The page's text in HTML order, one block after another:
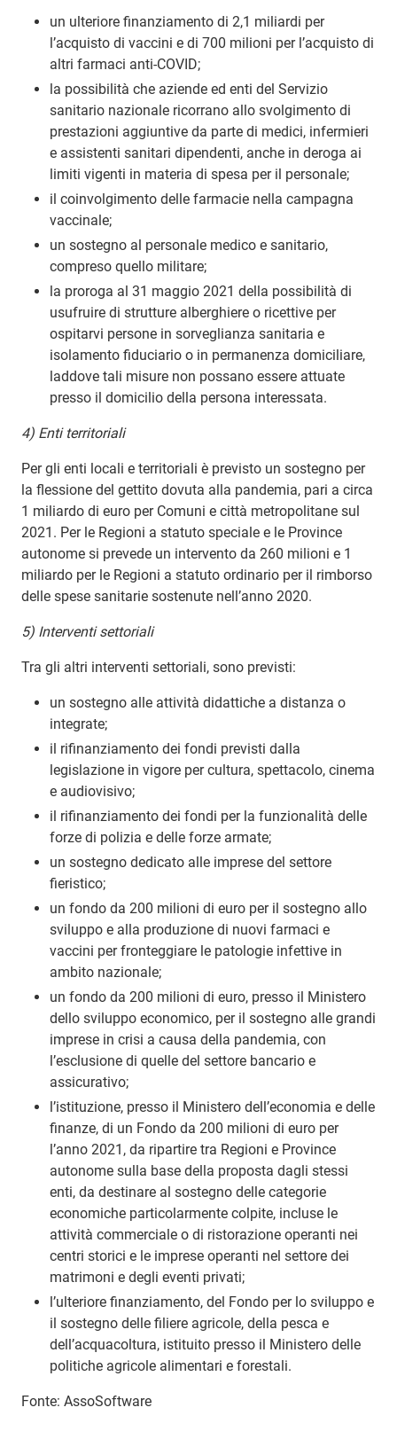
un ulteriore finanziamento di 2,1 miliardi per
l’acquisto di vaccini e di 700 milioni per l’acquisto di
altri farmaci anti-COVID;
la possibilità che aziende ed enti del Servizio
sanitario nazionale ricorrano allo svolgimento di
prestazioni aggiuntive da parte di medici, infermieri
e assistenti sanitari dipendenti, anche in deroga ai
limiti vigenti in materia di spesa per il personale;
il coinvolgimento delle farmacie nella campagna
vaccinale;
un sostegno al personale medico e sanitario,
compreso quello militare;
la proroga al 31 maggio 2021 della possibilità di
usufruire di strutture alberghiere o ricettive per
ospitarvi persone in sorveglianza sanitaria e
isolamento fiduciario o in permanenza domiciliare,
laddove tali misure non possano essere attuate
presso il domicilio della persona interessata.
4) Enti territoriali
Per gli enti locali e territoriali è previsto un sostegno per
la flessione del gettito dovuta alla pandemia, pari a circa
1 miliardo di euro per Comuni e città metropolitane sul
2021. Per le Regioni a statuto speciale e le Province
autonome si prevede un intervento da 260 milioni e 1
miliardo per le Regioni a statuto ordinario per il rimborso
delle spese sanitarie sostenute nell’anno 2020.
5) Interventi settoriali
Tra gli altri interventi settoriali, sono previsti:
un sostegno alle attività didattiche a distanza o
integrate;
il rifinanziamento dei fondi previsti dalla
legislazione in vigore per cultura, spettacolo, cinema
e audiovisivo;
il rifinanziamento dei fondi per la funzionalità delle
forze di polizia e delle forze armate;
un sostegno dedicato alle imprese del settore
fieristico;
un fondo da 200 milioni di euro per il sostegno allo
sviluppo e alla produzione di nuovi farmaci e
vaccini per fronteggiare le patologie infettive in
ambito nazionale;
un fondo da 200 milioni di euro, presso il Ministero
dello sviluppo economico, per il sostegno alle grandi
imprese in crisi a causa della pandemia, con
l’esclusione di quelle del settore bancario e
assicurativo;
l’istituzione, presso il Ministero dell’economia e delle
finanze, di un Fondo da 200 milioni di euro per
l’anno 2021, da ripartire tra Regioni e Province
autonome sulla base della proposta dagli stessi
enti, da destinare al sostegno delle categorie
economiche particolarmente colpite, incluse le
attività commerciale o di ristorazione operanti nei
centri storici e le imprese operanti nel settore dei
matrimoni e degli eventi privati;
l’ulteriore finanziamento, del Fondo per lo sviluppo e
il sostegno delle filiere agricole, della pesca e
dell’acquacoltura, istituito presso il Ministero delle
politiche agricole alimentari e forestali.
Fonte: AssoSoftware